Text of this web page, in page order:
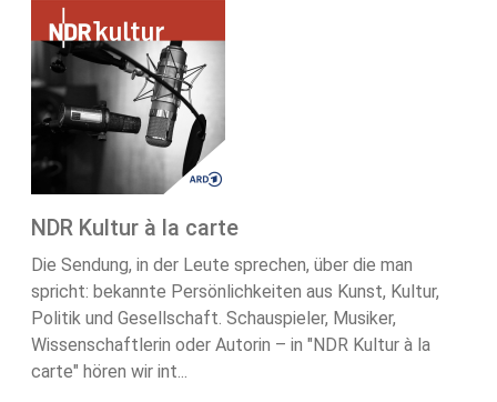
NDR Kultur à la carte
Die Sendung, in der Leute sprechen, über die man
spricht: bekannte Persönlichkeiten aus Kunst, Kultur,
Politik und Gesellschaft. Schauspieler, Musiker,
Wissenschaftlerin oder Autorin – in "NDR Kultur à la
carte" hören wir int...